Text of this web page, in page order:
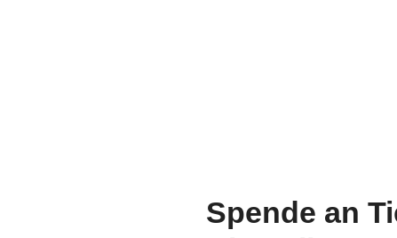
Spende an